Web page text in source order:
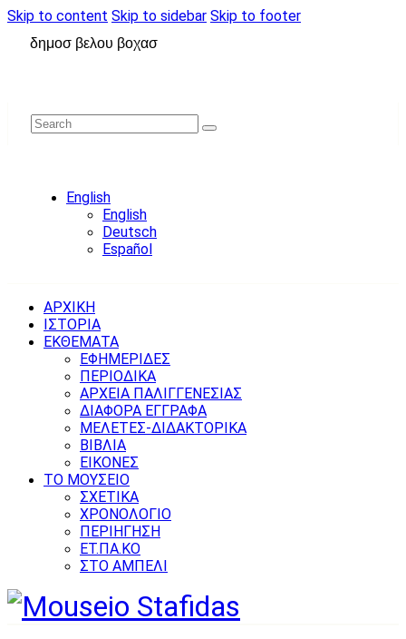
Skip to content Skip to sidebar Skip to footer
δημοσ βελου βοχασ
English
English
Deutsch
Español
ΑΡΧΙΚΗ
ΙΣΤΟΡΙΑ
ΕΚΘΕΜΑΤΑ
ΕΦΗΜΕΡΙΔΕΣ
ΠΕΡΙΟΔΙΚΑ
ΑΡΧΕΙΑ ΠΑΛΙΓΓΕΝΕΣΙΑΣ
ΔΙΑΦΟΡΑ ΕΓΓΡΑΦΑ
ΜΕΛΕΤΕΣ-ΔΙΔΑΚΤΟΡΙΚΑ
ΒΙΒΛΙΑ
ΕΙΚΟΝΕΣ
ΤΟ ΜΟΥΣΕΙΟ
ΣΧΕΤΙΚΑ
ΧΡΟΝΟΛΟΓΙΟ
ΠΕΡΙΗΓΗΣΗ
ΕΤ.ΠΑ.ΚΟ
ΣΤΟ ΑΜΠΕΛΙ